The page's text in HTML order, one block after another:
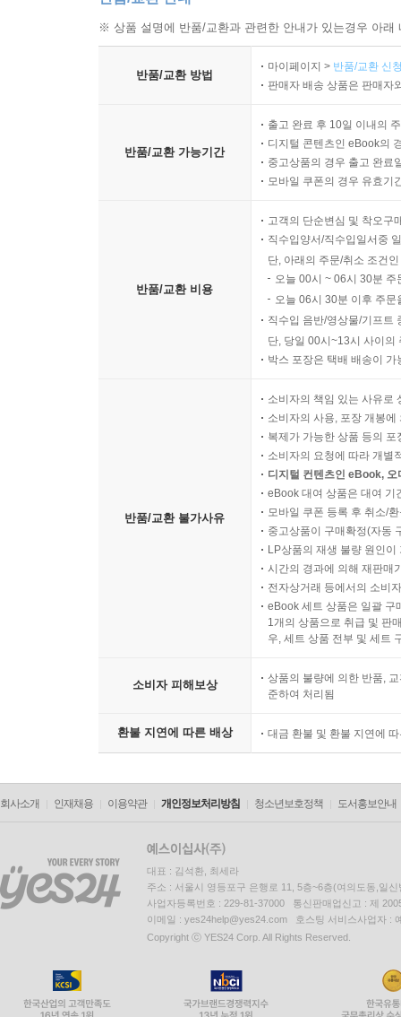
※ 상품 설명에 반품/교환과 관련한 안내가 있는경우 아
반품/교환 방법
마이페이지 > 반품/교환 신
판매자 배송 상품은 판매자
반품/교환 가능기간
출고 완료 후 10일 이내의
디지털 콘텐츠인 eBook의
중고상품의 경우 출고 완료
모바일 쿠폰의 경우 유효기
반품/교환 비용
고객의 단순변심 및 착오구
직수입양서/직수입일서중
단, 아래의 주문/취소 조건
오늘 00시 ~ 06시 30분
오늘 06시 30분 이후 주
직수입 음반/영상물/기프트
단, 당일 00시~13시 사이의
박스 포장은 택배 배송이
반품/교환 불가사유
소비자의 책임 있는 사유로
소비자의 사용, 포장 개봉
복제가 가능한 상품 등의
소비자의 요청에 따라 개별
디지털 컨텐츠인 eBook,
eBook 대여 상품은 대여 기
모바일 쿠폰 등록 후 취소/
중고상품이 구매확정(자동
LP상품의 재생 불량 원인
시간의 경과에 의해 재판매
전자상거래 등에서의 소비
eBook 세트 상품은 일괄 구
1개의 상품으로 취급 및 판
우, 세트 상품 전부 및 세트
소비자 피해보상
상품의 불량에 의한 반품,
준하여 처리됨
환불 지연에 따른 배상 대금 환불 및 환불 지연에
회사소개 인재채용 이용약관 개인정보처리방침 청소년보호정책 도서홍보안내
대표 : 김석환, 최세라
주소 : 서울시 영등포구 은행로 11, 5층~6층(여의도동,일신
사업자등록번호 : 229-81-37000 통신판매업신고 : 제
이메일 : yes24help@yes24.com 호스팅 서비스사업자 :
Copyright ⓒ YES24 Corp. All Rights Reserved.